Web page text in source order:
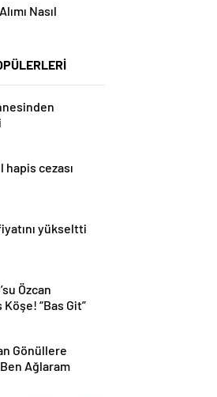
Nasıl
hapis cezası
yükseltti
Özcan
Köşe! “Bas Git”
Gönüllere
Ağlaram